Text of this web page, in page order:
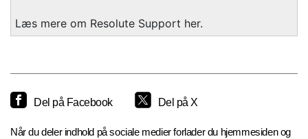
Læs mere om Resolute Support her.
Del på Facebook Del på X
Når du deler indhold på sociale medier forlader du hjemmesiden og